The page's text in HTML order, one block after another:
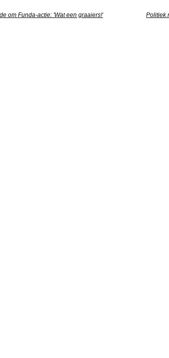
om Funda-actie: 'Wat een graaiers!'